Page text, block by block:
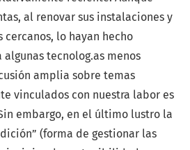
al renovar sus instalaciones y
lo hayan hecho
tecnolog.as menos
amplia sobre temas
vinculados con nuestra labor es
embargo, en el último lustro la
(forma de gestionar las